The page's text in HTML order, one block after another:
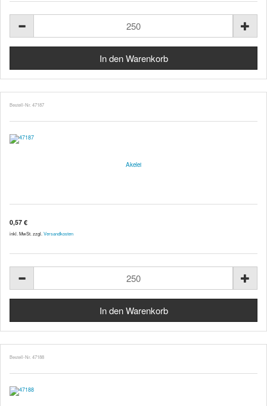
Bestell-Nr. 47187
Akelei
0,57 €
inkl. MwSt. zzgl. Versandkosten
Bestell-Nr. 47188